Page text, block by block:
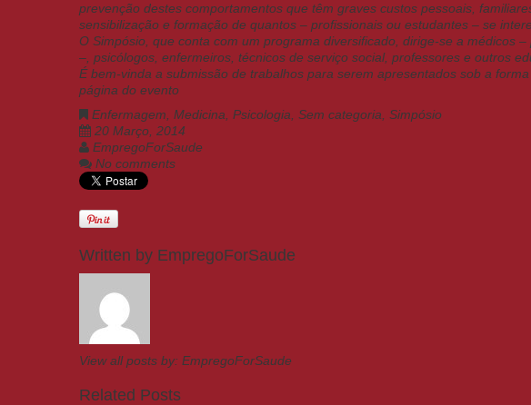
prevenção destes comportamentos que têm graves custos pessoais,
sensibilização e formação de quantos – profissionais ou estudantes – se
O Simpósio, que conta com um programa diversificado, dirige-se a médicos
–, psicólogos, enfermeiros, técnicos de serviço social, professores e outros
É bem-vinda a submissão de trabalhos para serem apresentados sob a
página do evento
Enfermagem Medicina Psicologia Sem categoria Simpósio
20 Março, 2014
EmpregoForSaude
No comments
Written by EmpregoForSaude
View all posts by: EmpregoForSaude
Related Posts